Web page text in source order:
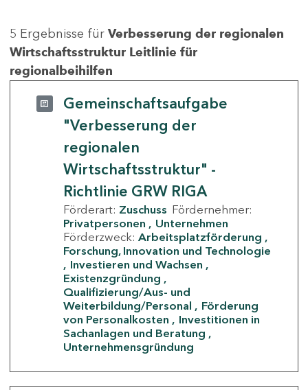
5 Ergebnisse für Verbesserung der regionalen
Wirtschaftsstruktur Leitlinie für
regionalbeihilfen
Gemeinschaftsaufgabe
"Verbesserung der
regionalen
Wirtschaftsstruktur" -
Richtlinie GRW RIGA
Förderart: Zuschuss Fördernehmer:
Privatpersonen
Unternehmen
Förderzweck: Arbeitsplatzförderung
Forschung, Innovation und Technologie
Investieren und Wachsen
Existenzgründung
Qualifizierung/Aus- und
Weiterbildung/Personal
Förderung
von Personalkosten
Investitionen in
Sachanlagen und Beratung
Unternehmensgründung